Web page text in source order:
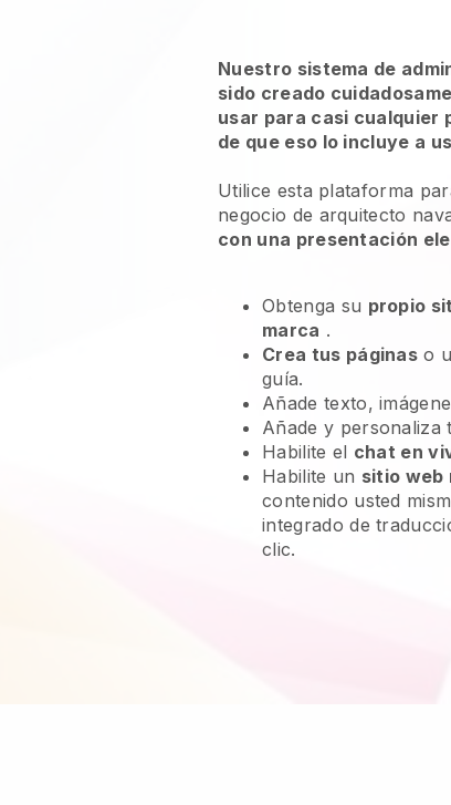
Nuestro sistema de
sido creado
usar para casi cualquier
de que eso lo incluye a
Utilice esta plataforma
negocio de arquitecto
con una presentación
Obtenga su propio
marca .
Crea tus páginas o
guía.
Añade texto,
Añade y personaliza
Habilite el chat en
Habilite un sitio web
contenido usted
integrado de
clic.